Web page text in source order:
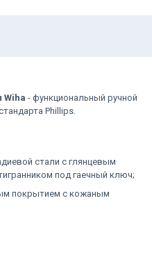
Wiha - функциональный ручной
Phillips.
стали с глянцевым
под гаечный ключ;
покрытием с кожаным